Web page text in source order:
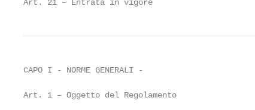
Art. 21 – Entrata in vigore
CAPO I - NORME GENERALI -
Art. 1 – Oggetto del Regolamento